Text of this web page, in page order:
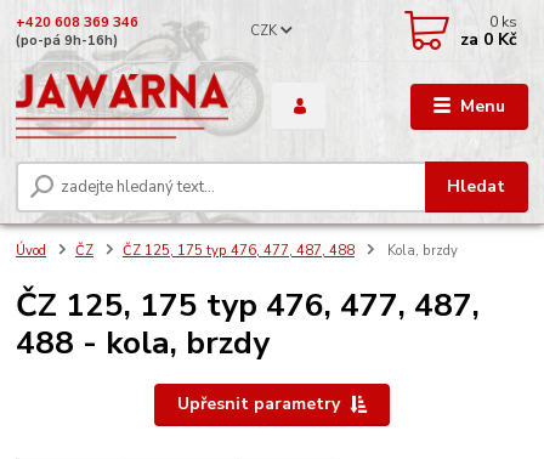
Menu
CZK
Hledat
+420 608 369 346
(po-pá 9h-16h)
0 ks
za 0 Kč
Úvod ČZ ČZ 125, 175 typ 476, 477, 487, 488 Kola, brzdy
ČZ 125, 175 typ 476, 477, 487,
488 - kola, brzdy
Upřesnit parametry